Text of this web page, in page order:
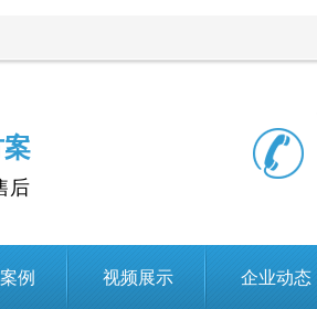
后
例 视频展示 企业动态